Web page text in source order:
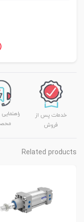
خدمات پس از
فروش
Related products